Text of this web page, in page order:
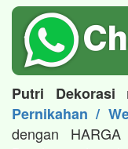
Putri Dekorasi
Pernikahan /
dengan